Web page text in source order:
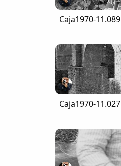
Caja1970-11.089
Caja1970-11.027